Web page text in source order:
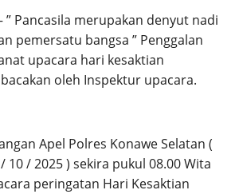
” Pancasila merupakan denyut nadi
pemersatu bangsa ” Penggalan
upacara hari kesaktian
oleh Inspektur upacara.
Apel Polres Konawe Selatan (
10 / 2025 ) sekira pukul 08.00 Wita
peringatan Hari Kesaktian